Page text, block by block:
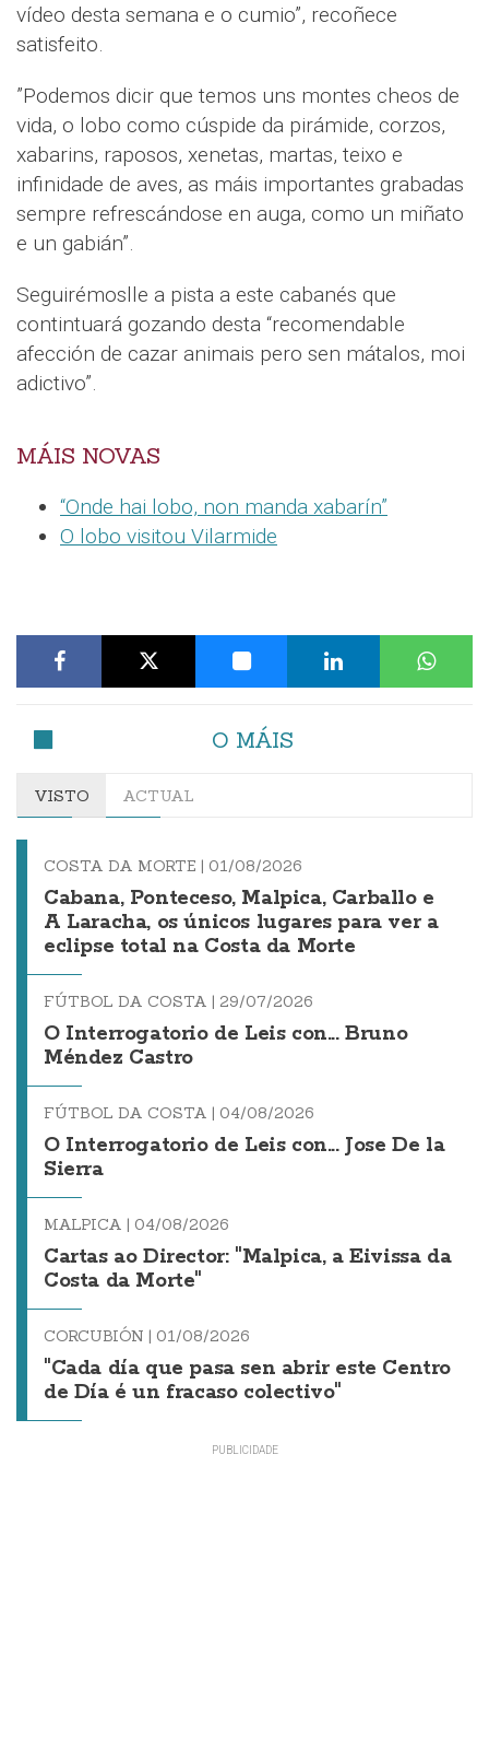
vídeo desta semana e o cumio”, recoñece
satisfeito.
”Podemos dicir que temos uns montes cheos de
vida, o lobo como cúspide da pirámide, corzos,
xabarins, raposos, xenetas, martas, teixo e
infinidade de aves, as máis importantes grabadas
sempre refrescándose en auga, como un miñato
e un gabián”.
Seguirémoslle a pista a este cabanés que
contintuará gozando desta “recomendable
afección de cazar animais pero sen mátalos, moi
adictivo”.
MÁIS NOVAS
“Onde hai lobo, non manda xabarín”
O lobo visitou Vilarmide
O MÁIS
VISTO ACTUAL
COSTA DA MORTE | 01/08/2026
Cabana, Ponteceso, Malpica, Carballo e
A Laracha, os únicos lugares para ver a
eclipse total na Costa da Morte
FÚTBOL DA COSTA | 29/07/2026
O Interrogatorio de Leis con... Bruno
Méndez Castro
FÚTBOL DA COSTA | 04/08/2026
O Interrogatorio de Leis con... Jose De la
Sierra
MALPICA | 04/08/2026
Cartas ao Director: "Malpica, a Eivissa da
Costa da Morte"
CORCUBIÓN | 01/08/2026
"Cada día que pasa sen abrir este Centro
de Día é un fracaso colectivo"